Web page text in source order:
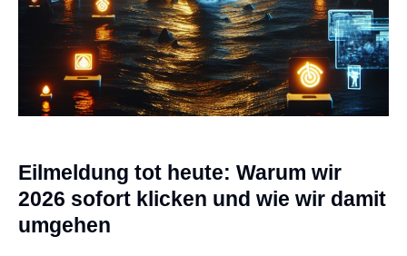
Eilmeldung tot heute: Warum wir
2026 sofort klicken und wie wir damit
umgehen